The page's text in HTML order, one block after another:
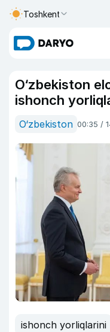
Toshkent
O‘zbekiston
ishonch
O‘zbekiston 00:35 /
ishonch yorliqlarini